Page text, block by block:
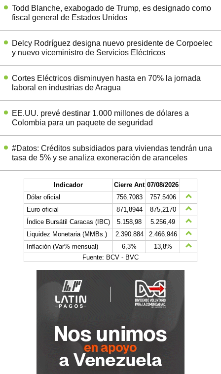
Todd Blanche, exabogado de Trump, es designado como
fiscal general de Estados Unidos
Delcy Rodríguez designa nuevo presidente de Corpoelec
y nuevo viceministro de Servicios Eléctricos
Cortes Eléctricos disminuyen hasta en 70% la jornada
laboral en industrias de Aragua
EE.UU. prevé destinar 1.000 millones de dólares a
Colombia para un paquete de seguridad
#Datos: Créditos subsidiados para viviendas tendrán una
tasa de 5% y se analiza exoneración de aranceles
Indicador Cierre Ant 07/08/2026
Dólar oficial
756.7083
757.5406
Euro oficial
871,8944
875,2170
Índice Bursátil Caracas (IBC)
5.158,98
5.256,49
Liquidez Monetaria (MMBs.)
2.390.884
2.466.946
Inflación (Var% mensual)
6,3%
13,8%
Fuente: BCV - BVC